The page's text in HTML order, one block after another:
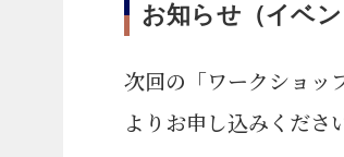
お知らせ（イベ
次回の「ワークショッ
よりお申し込みくださ